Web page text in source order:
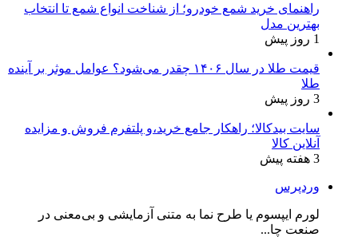
راهنمای خرید شمع خودرو؛ از شناخت انواع شمع تا انتخاب
بهترین مدل
1 روز پیش
قیمت طلا در سال ۱۴۰۶ چقدر می‌شود؟ عوامل موثر بر آینده
طلا
3 روز پیش
سایت بیدکالا؛ راهکار جامع خرید،و پلتفرم فروش و مزایده
آنلاین کالا
3 هفته پیش
وردپرس
لورم ایپسوم یا طرح‌ نما به متنی آزمایشی و بی‌معنی در
صنعت چا...